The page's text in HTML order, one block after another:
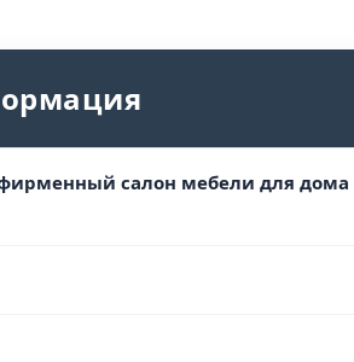
салон мебели для дома